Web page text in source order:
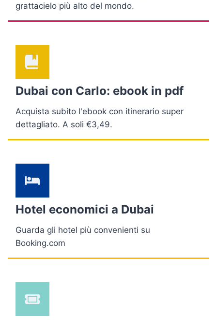
grattacielo più alto del mondo.
Dubai con Carlo: ebook in pdf
Acquista subito l'ebook con itinerario super
dettagliato. A soli €3,49.
Hotel economici a Dubai
Guarda gli hotel più convenienti su
Booking.com